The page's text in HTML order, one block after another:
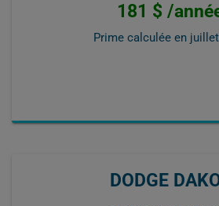
181 $ /
Prime calculée en
DODGE